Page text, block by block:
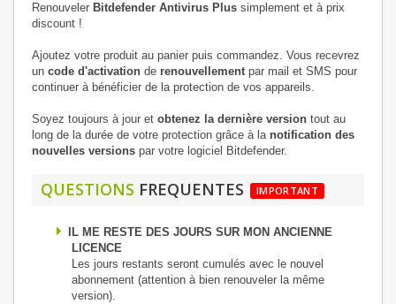
Renouveler Bitdefender Antivirus Plus simplement et à prix
discount !
Ajoutez votre produit au panier puis commandez. Vous recevrez
un code d'activation de renouvellementpar mail et SMS pour
continuer à bénéficier de la protection de vos appareils.
Soyez toujours à jour et obtenez la dernière version tout au
long de la durée de votre protection grâce à la notification des
nouvelles versions par votre logiciel Bitdefender.
QUESTIONS FREQUENTES IMPORTANT
IL ME RESTE DES JOURS SUR MON ANCIENNE
LICENCE
Les jours restants seront cumulés avec le nouvel
abonnement (attention à bien renouveler la même
version).